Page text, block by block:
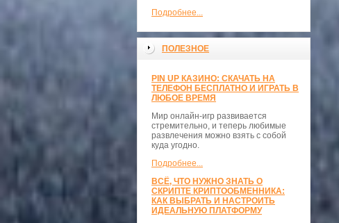
Подробнее...
ПОЛЕЗНОЕ
PIN UP КАЗИНО: СКАЧАТЬ НА
ТЕЛЕФОН БЕСПЛАТНО И ИГРАТЬ В
ЛЮБОЕ ВРЕМЯ
Мир онлайн-игр развивается
стремительно, и теперь любимые
развлечения можно взять с собой
куда угодно.
Подробнее...
ВСЁ, ЧТО НУЖНО ЗНАТЬ О
СКРИПТЕ КРИПТООБМЕННИКА:
КАК ВЫБРАТЬ И НАСТРОИТЬ
ИДЕАЛЬНУЮ ПЛАТФОРМУ